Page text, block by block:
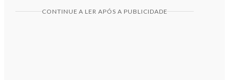
CONTINUE A LER APÓS A PUBLICIDADE